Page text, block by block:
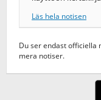
Läs hela notisen
Du ser endast officiella
mera notiser.